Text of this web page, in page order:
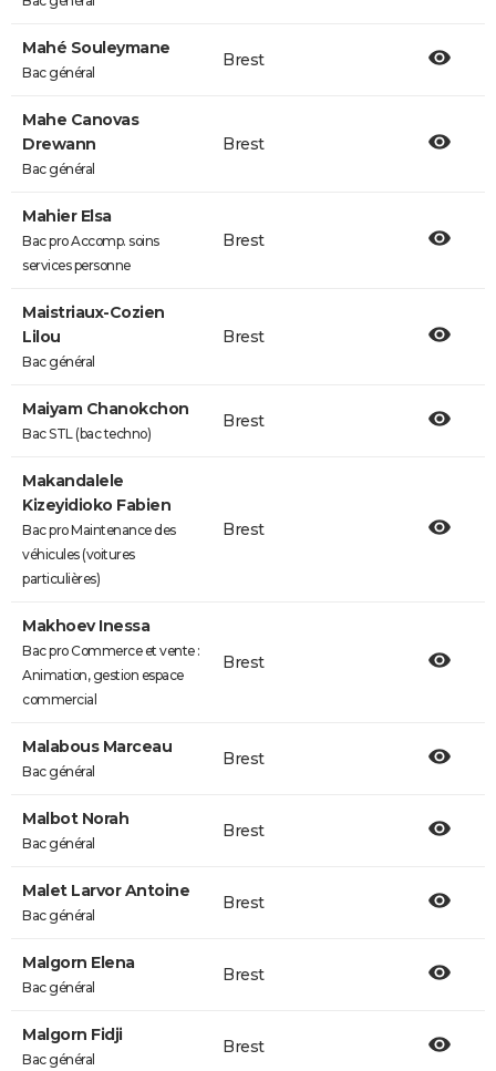
Mahé Souleymane
Bac général
Brest
Mahe Canovas
Drewann
Bac général
Brest
Mahier Elsa
Bac pro Accomp. soins
services personne
Brest
Maistriaux-Cozien
Lilou
Bac général
Brest
Maiyam Chanokchon
Bac STL (bac techno)
Brest
Makandalele
Kizeyidioko Fabien
Bac pro Maintenance des
véhicules (voitures
particulières)
Brest
Makhoev Inessa
Bac pro Commerce et vente :
Animation, gestion espace
commercial
Brest
Malabous Marceau
Bac général
Brest
Malbot Norah
Bac général
Brest
Malet Larvor Antoine
Bac général
Brest
Malgorn Elena
Bac général
Brest
Malgorn Fidji
Bac général
Brest